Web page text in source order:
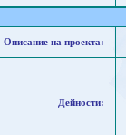
Описание на проекта:
Дейности: